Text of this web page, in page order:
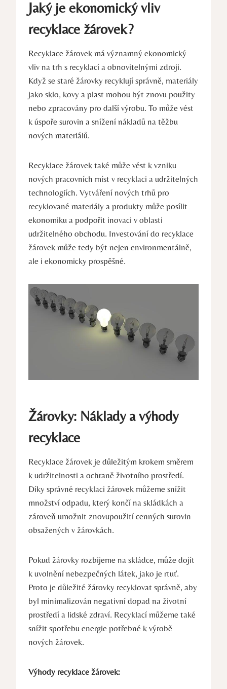
Jaký je ekonomický vliv
recyklace žárovek?
Recyklace žárovek má významný ekonomický
vliv na trh s recyklací a obnovitelnými zdroji.
Když se staré žárovky recyklují správně, materiály
jako sklo, kovy a plast mohou být znovu použity
nebo zpracovány pro další výrobu. To může vést
k úspoře surovin a snížení nákladů na těžbu
nových materiálů.
Recyklace žárovek také může vést k vzniku
nových pracovních míst v recyklaci a udržitelných
technologiích. Vytváření nových trhů pro
recyklované materiály a produkty může posílit
ekonomiku a podpořit inovaci v oblasti
udržitelného obchodu. Investování do recyklace
žárovek může tedy být nejen environmentálně,
ale i ekonomicky prospěšné.
Žárovky: Náklady a výhody
recyklace
Recyklace žárovek je důležitým krokem směrem
k udržitelnosti a ochraně životního prostředí.
Díky správné recyklaci žárovek můžeme snížit
množství odpadu, který končí na skládkách a
zároveň umožnit znovupoužití cenných surovin
obsažených v žárovkách.
Pokud žárovky rozbijeme na skládce, může dojít
k uvolnění nebezpečných látek, jako je rtuť.
Proto je důležité žárovky recyklovat správně, aby
byl minimalizován negativní dopad na životní
prostředí a lidské zdraví. Recyklací můžeme také
snížit spotřebu energie potřebné k výrobě
nových žárovek.
Výhody recyklace žárovek: